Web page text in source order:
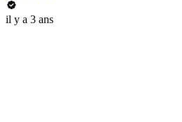
il y a 3 ans